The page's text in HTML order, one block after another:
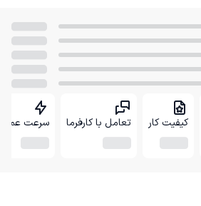
کیفیت کار تعامل با کارفرما سرعت عمل